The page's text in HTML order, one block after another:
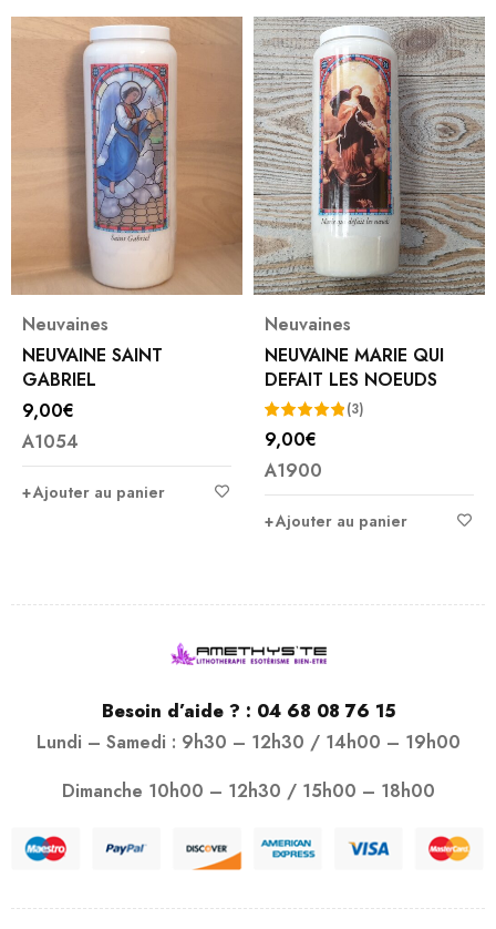
Neuvaines
NEUVAINE SAINT
GABRIEL
9,00€
A1054
Ajouter au panier
Neuvaines
NEUVAINE MARIE QUI
DEFAIT LES NOEUDS
Note5.00
sur 5
(3)
9,00€
A1900
Ajouter au panier
Besoin d’aide ? : 04 68 08 76 15
Lundi – Samedi : 9h30 – 12h30 / 14h00 – 19h00
Dimanche 10h00 – 12h30 / 15h00 – 18h00